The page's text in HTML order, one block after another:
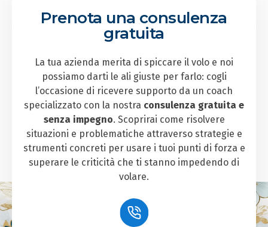
Prenota una consulenza
gratuita
La tua azienda merita di spiccare il volo e noi
possiamo darti le ali giuste per farlo: cogli
l’occasione di ricevere supporto da un coach
specializzato con la nostra consulenza gratuita e
senza impegno. Scoprirai come risolvere
situazioni e problematiche attraverso strategie e
strumenti concreti per usare i tuoi punti di forza e
superare le criticità che ti stanno impedendo di
volare.